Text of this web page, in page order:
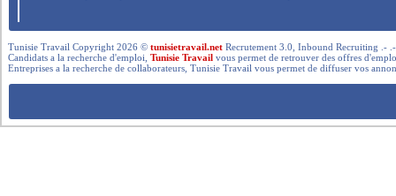
Tunisie Travail Copyright 2026 ©tunisietravail.net Recrutement 3.0, Inbound Recruiting .-
Candidats a la recherche d'emploi,Tunisie Travail vous permet de retrouver des offres
Entreprises a la recherche de collaborateurs, Tunisie Travail vous permet de diffuser vos